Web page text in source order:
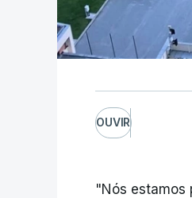
OUVIR
"Nós estamos